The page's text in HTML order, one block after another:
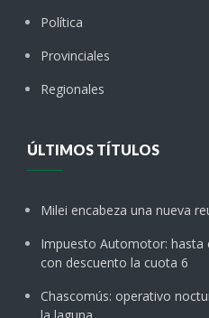
Política
Provinciales
Regionales
ÚLTIMOS TÍTULOS
Milei encabeza una nueva
Impuesto Automotor: hasta
con descuento la cuota 6
Chascomús: operativo